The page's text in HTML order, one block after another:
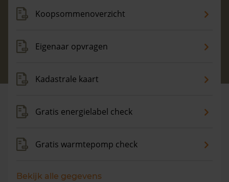
Koopsommenoverzicht
Eigenaar opvragen
Kadastrale kaart
Gratis energielabel check
Gratis warmtepomp check
Bekijk alle gegevens